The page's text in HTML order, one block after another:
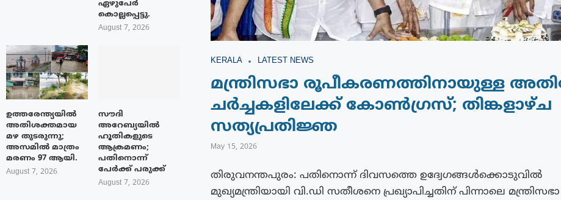
KERALA LATEST NEWS
മന്ത്രിസഭാ രൂപീകരണത്തിനായുള്ള
ചർച്ചകളിലേക്ക് കോൺഗ്രസ്; തിങ്കളാഴ്‌ച
സത്യപ്രതിജ്ഞ
May 15, 2026
തിരുവനന്തപുരം: പതിനൊന്ന് ദിവസത്തെ ഉദ്വേഗങ്ങൾക്കൊടുവിൽ
മുഖ്യമന്ത്രിയായി വി.ഡി സതീശനെ പ്രഖ്യാപിച്ചതിന് പിന്നാലെ മന്ത്രിസഭാ
ഏഴുപേർ
കൊല്ലപ്പെട്ടു.
August 7, 2026
ഉത്തരേന്ത്യയിൽ
അതിശക്തമായ
മഴ തുടരുന്നു;
അസമിൽ മാത്രം
മരണം 97 ആയി.
August 7, 2026
സൗദി
അറേബ്യയിൽ
ഹൂതികളുടെ
ആക്രമണം;
പതിനൊന്ന്
പേർക്ക് പരുക്ക്
August 7, 2026